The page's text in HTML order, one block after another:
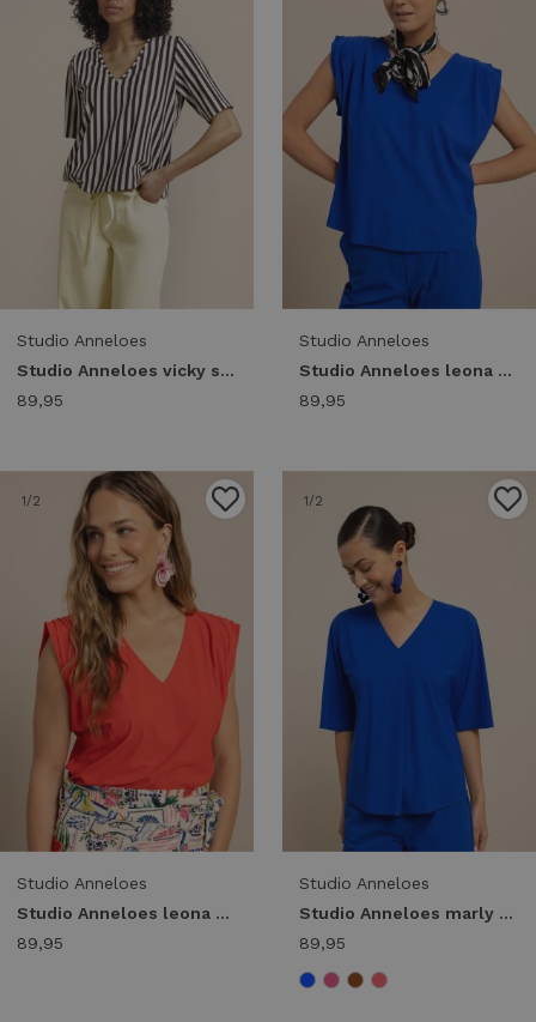
Studio Anneloes
Studio Anneloes vicky stripe shirt 13924 T-shirt Korte mouw 9997 multi color
89,95
Studio Anneloes
Studio Anneloes leona vneck top 13815 T-shirt Korte mouw 7301 electric blue
89,95
1/2
Studio Anneloes
Studio Anneloes leona vneck top 13815 T-shirt Korte mouw 2800 coral red
89,95
1/2
Studio Anneloes
Studio Anneloes marly top 13821 T-shirt Korte mouw 7301 electric blue
89,95